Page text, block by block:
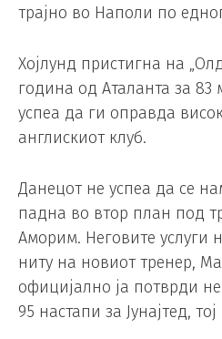
трајно во Наполи по
Хојлунд пристигна на
година од Аталанта за
успеа да ги оправда
англискиот клуб.
Данецот не успеа да се
падна во втор план под
Аморим. Неговите услуги
ниту на новиот тренер,
официјално ја потврди
95 настапи за Јунајтед,